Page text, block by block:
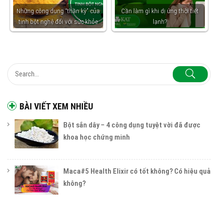
BÀI VIẾT XEM NHIỀU
Bột sắn dây – 4 công dụng tuyệt vời đã được
khoa học chứng minh
Maca#5 Health Elixir có tốt không? Có hiệu quả
không?
Những công dụng “thần kỳ” của
tinh bột nghệ đối với sức khỏe
Cần làm gì khi dị ứng thời tiết
lạnh?